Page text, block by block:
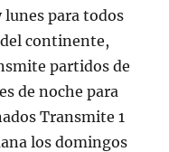
para todos
continente,
partidos de
de noche para
Transmite 1
los domingos